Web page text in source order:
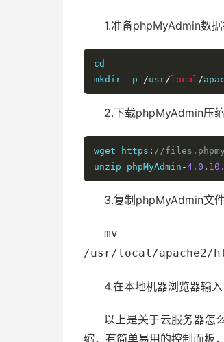
1.准备phpMyAdmin数
cd
mkdir
- p /usr/ local/
2.下载phpMyAdmin压
wget https : //
unzip phpMyAdmin -4.0 .
3.复制phpMyAdmin文
mv
/usr/local/apache2/
4.在本地机器浏览器输
以上是关于云服务器怎
缩，有简单易用的控制面板